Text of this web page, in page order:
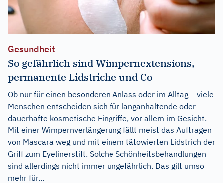
Gesundheit
So gefährlich sind Wimpernextensions,
permanente Lidstriche und Co
Ob nur für einen besonderen Anlass oder im Alltag – viele
Menschen entscheiden sich für langanhaltende oder
dauerhafte kosmetische Eingriffe, vor allem im Gesicht.
Mit einer Wimpernverlängerung fällt meist das Auftragen
von Mascara weg und mit einem tätowierten Lidstrich der
Griff zum Eyelinerstift. Solche Schönheitsbehandlungen
sind allerdings nicht immer ungefährlich. Das gilt umso
mehr für...